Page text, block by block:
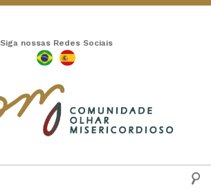
Siga nossas Redes Sociais